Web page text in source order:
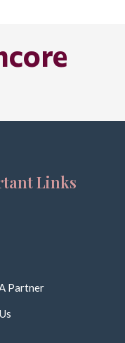
Links
Partner